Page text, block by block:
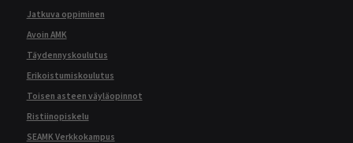
Jatkuva oppiminen
Avoin AMK
Täydennyskoulutus
Erikoistumiskoulutus
Toisen asteen väyläopinnot
Ristiinopiskelu
SEAMK Verkkokampus